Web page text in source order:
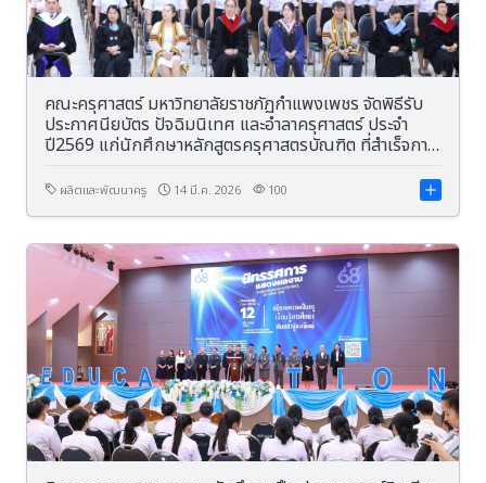
คณะครุศาสตร์ มหาวิทยาลัยราชภัฏกำแพงเพชร จัดพิธีรับ
ประกาศนียบัตร ปัจฉิมนิเทศ และอำลาครุศาสตร์ ประจำ
ปี2569 แก่นักศึกษาหลักสูตรครุศาสตรบัณฑิต ที่สำเร็จการ
ผลิตและพัฒนาครู 14 มี.ค. 2026 100